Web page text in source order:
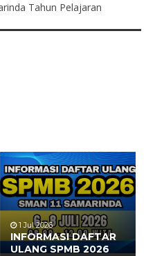
1 Jul 2026
INFORMASI DAFTAR
ULANG SPMB 2026